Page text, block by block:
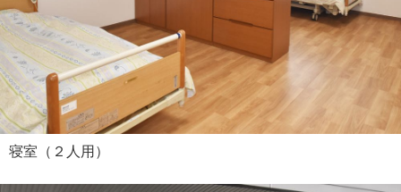
寝室（２人用）